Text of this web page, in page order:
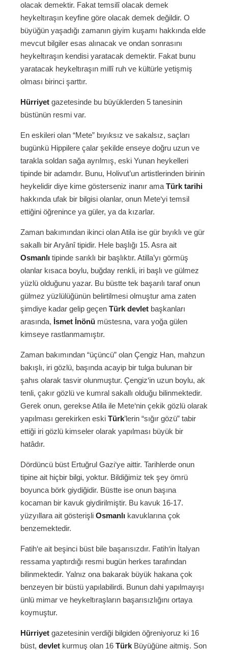
olacak demektir. Fakat temsilî olacak demek
heykeltıraşın keyfine göre olacak demek değildir. O
büyüğün yaşadığı zamanın giyim kuşamı hakkında elde
mevcut bilgiler esas alınacak ve ondan sonrasını
heykeltıraşın kendisi yaratacak demektir. Fakat bunu
yaratacak heykeltıraşın millî ruh ve kültürle yetişmiş
olması birinci şarttır.
Hürriyet gazetesinde bu büyüklerden 5 tanesinin
büstünün resmi var.
En eskileri olan “Mete” bıyıksız ve sakalsız, saçları
bugünkü Hippilere çalar şekilde enseye doğru uzun ve
tarakla soldan sağa ayrılmış, eski Yunan heykelleri
tipinde bir adamdır. Bunu, Holivut’un artistlerinden birinin
heykelidir diye kime gösterseniz inanır ama Türk tarihi
hakkında ufak bir bilgisi olanlar, onun Mete‘yi temsil
ettiğini öğrenince ya güler, ya da kızarlar.
Zaman bakımından ikinci olan Atila ise gür bıyıklı ve gür
sakallı bir Aryânî tipidir. Hele başlığı 15. Asra ait
Osmanlı tipinde sarıklı bir başlıktır. Atilla’yı görmüş
olanlar kısaca boylu, buğday renkli, iri başlı ve gülmez
yüzlü olduğunu yazar. Bu büstte tek başarılı taraf onun
gülmez yüzlülüğünün belirtilmesi olmuştur ama zaten
şimdiye kadar gelip geçen Türk devlet başkanları
arasında, İsmet İnönü müstesna, vara yoğa gülen
kimseye rastlanmamıştır.
Zaman bakımından “üçüncü” olan Çengiz Han, mahzun
bakışlı, iri gözlü, başında acayip bir tulga bulunan bir
şahıs olarak tasvir olunmuştur. Çengiz‘in uzun boylu, ak
tenli, çakır gözlü ve kumral sakallı olduğu bilinmektedir.
Gerek onun, gerekse Atila ile Mete‘nin çekik gözlü olarak
yapılması gerekirken eski Türk’lerin “sığır gözü” tabir
ettiği iri gözlü kimseler olarak yapılması büyük bir
hatâdır.
Dördüncü büst Ertuğrul Gazi‘ye aittir. Tarihlerde onun
tipine ait hiçbir bilgi, yoktur. Bildiğimiz tek şey ömrü
boyunca börk giydiğidir. Büstte ise onun başına
kocaman bir kavuk giydirilmiştir. Bu kavuk 16-17.
yüzyıllara ait gösterişli Osmanlı kavuklarına çok
benzemektedir.
Fatih‘e ait beşinci büst bile başarısızdır. Fatih‘in İtalyan
ressama yaptırdığı resmi bugün herkes tarafından
bilinmektedir. Yalnız ona bakarak büyük hakana çok
benzeyen bir büstü yapılabilirdi. Bunun dahi yapılmayışı
ünlü mimar ve heykeltıraşların başarısızlığını ortaya
koymuştur.
Hürriyet gazetesinin verdiği bilgiden öğreniyoruz ki 16
büst, devlet kurmuş olan 16 Türk Büyüğüne aitmiş. Son